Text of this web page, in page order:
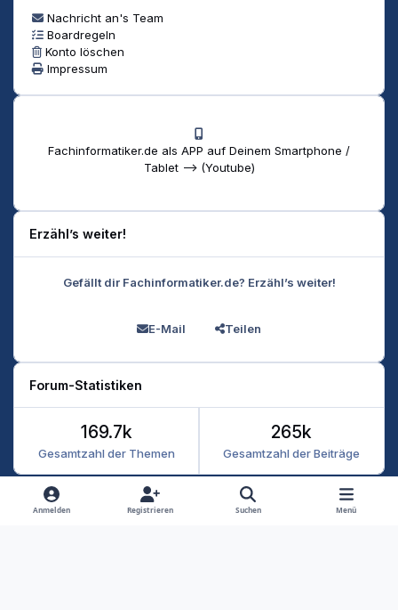
Nachricht an's Team
Boardregeln
Konto löschen
Impressum
Fachinformatiker.de als APP auf Deinem Smartphone /
Tablet --> (Youtube)
Erzähl’s weiter!
Gefällt dir Fachinformatiker.de? Erzähl’s weiter!
E-Mail Teilen
Forum-Statistiken
Gesamtzahl der Themen
169.7k
Gesamtzahl der Beiträge
265k
Heller Modus
Dunkler Modus
Systemeinstellung
Anmelden Registrieren Suchen Menü